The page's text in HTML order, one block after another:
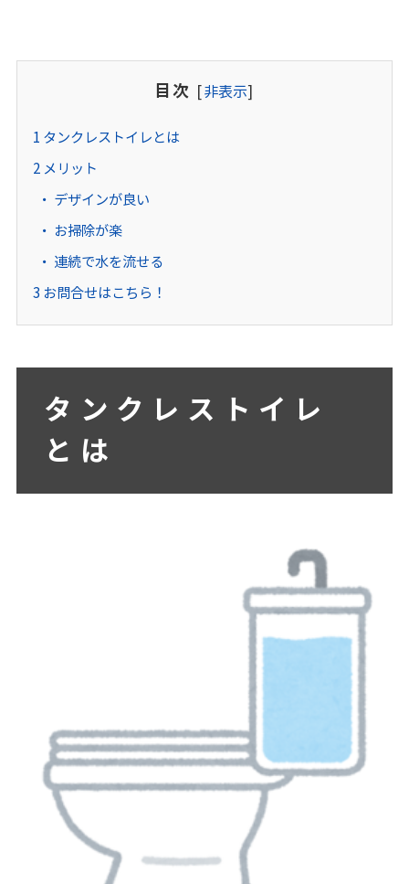
目次 [非表示]
1 タンクレストイレとは
2メリット
デザインが良い
お掃除が楽
連続で水を流せる
3 お問合せはこちら！
タンクレストイレ
とは